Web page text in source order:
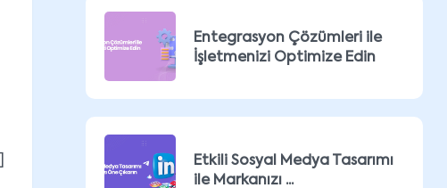
Entegrasyon Çözümleri ile
İşletmenizi Optimize Edin
Etkili Sosyal Medya Tasarımı
ile Markanızı ...